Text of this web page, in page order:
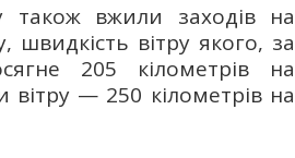
також вжили заходів на
швидкість вітру якого, за
205 кілометрів на
— 250 кілометрів на